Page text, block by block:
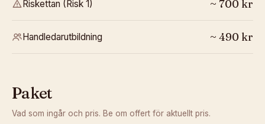
Riskettan (Risk 1) ~ 700 kr
Handledarutbildning ~ 490 kr
Paket
Vad som ingår och pris. Be om offert för aktuellt pris.